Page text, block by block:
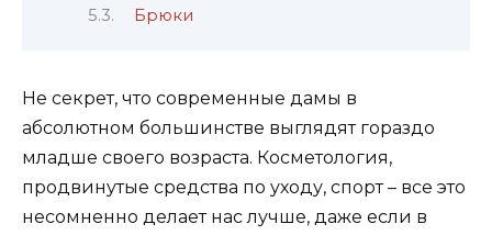
Брюки
Не секрет, что современные дамы в
абсолютном большинстве выглядят гораздо
младше своего возраста. Косметология,
продвинутые средства по уходу, спорт – все это
несомненно делает нас лучше, даже если в